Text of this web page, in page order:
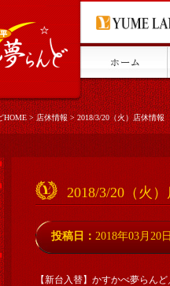
HOME>店休情報>2018/3/20（火）店休情報
2018/3/20（火
投稿日： 2018年03月20日
【新台入替】かすかべ夢らん